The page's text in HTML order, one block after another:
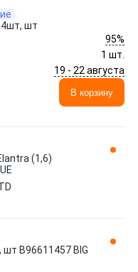
шт
95%
1 шт.
19 - 22 августа
В корзину
(1,6)
B96611457 BIG